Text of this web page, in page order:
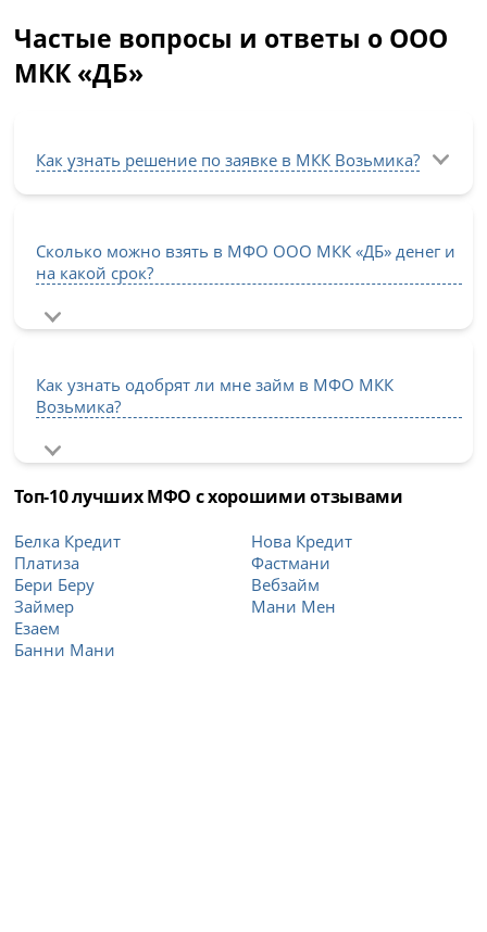
Частые вопросы и ответы о ООО
МКК «ДБ»
Как узнать решение по заявке в МКК Возьмика?
Сколько можно взять в МФО ООО МКК «ДБ» денег и
на какой срок?
Как узнать одобрят ли мне займ в МФО МКК
Возьмика?
Топ-10 лучших МФО с хорошими отзывами
Белка Кредит
Платиза
Бери Беру
Займер
Езаем
Банни Мани
Нова Кредит
Фастмани
Вебзайм
Мани Мен